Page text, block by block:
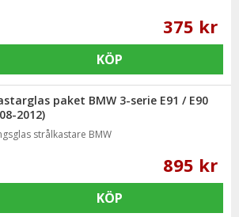
375 kr
KÖP
paket BMW 3-serie E91 / E90
2012)
strålkastare BMW
895 kr
KÖP